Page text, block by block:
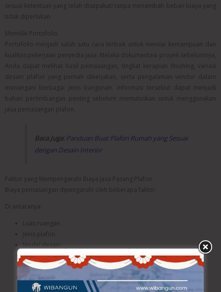
sesuai ketentuan yang telah disepakati tanpa menambah beban biaya yang
tidak diperlukan.
Memiliki Portofolio
Portofolio menjadi salah satu cara terbaik untuk menilai kemampuan dan
kualitas pekerjaan penyedia jasa. Melalui dokumentasi proyek sebelumnya,
Anda dapat melihat hasil pemasangan, tingkat kerapian finishing, variasi
desain plafon yang pernah dikerjakan, serta pengalaman vendor dalam
menangani berbagai jenis bangunan. Informasi tersebut dapat menjadi
bahan pertimbangan penting sebelum memutuskan untuk menggunakan
jasa pemasangan plafon.
Baca Juga: Panduan Buat Plafon Rumah yang Sesuai
dengan Desain Interior
Faktor yang Mempengaruhi Biaya Jasa Pasang Plafon
Biaya pemasangan dipengaruhi oleh beberapa faktor.
Di antaranya:
Luas ruangan.
Jenis plafon.
Model desain.
Tingkat kerumitan pekerjaan.
Material rangka.
Lokasi proyek.